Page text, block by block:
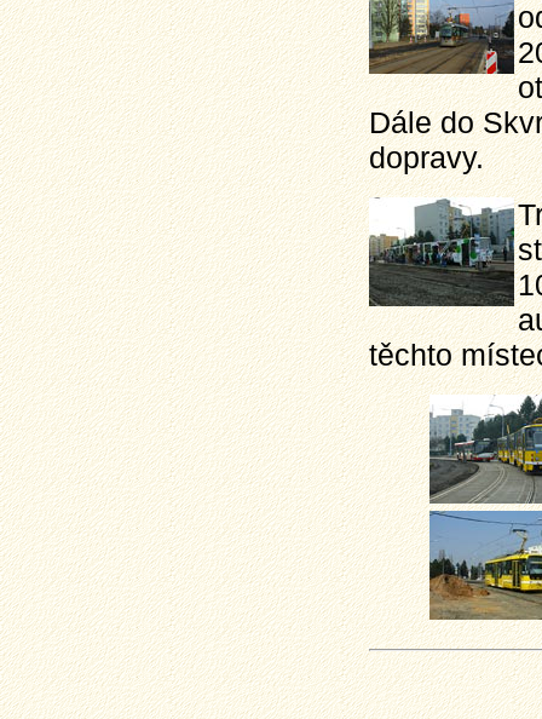
Dále do
dopravy.
těchto